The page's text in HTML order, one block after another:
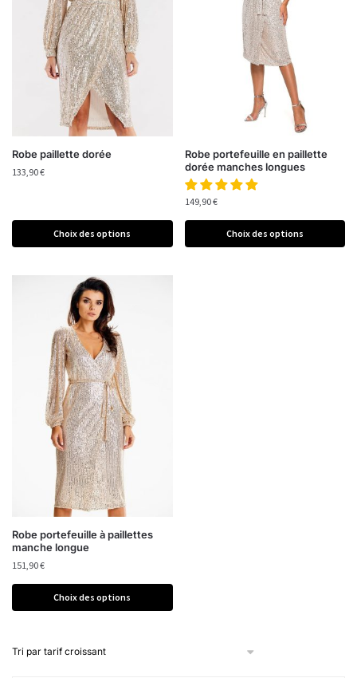
Robe paillette dorée
133,90€
Choix des options
Robe portefeuille en paillette
dorée manches longues
149,90€
Choix des options
Robe portefeuille à paillettes
manche longue
151,90€
Choix des options